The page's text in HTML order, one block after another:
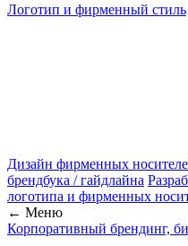
Логотип и фирменный стиль
Дизайн фирменных
брендбука / гайдлайна
логотипа и фирменных
← Меню
Корпоративный брендинг,